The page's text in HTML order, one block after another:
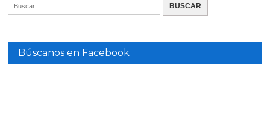
Búscanos en Facebook